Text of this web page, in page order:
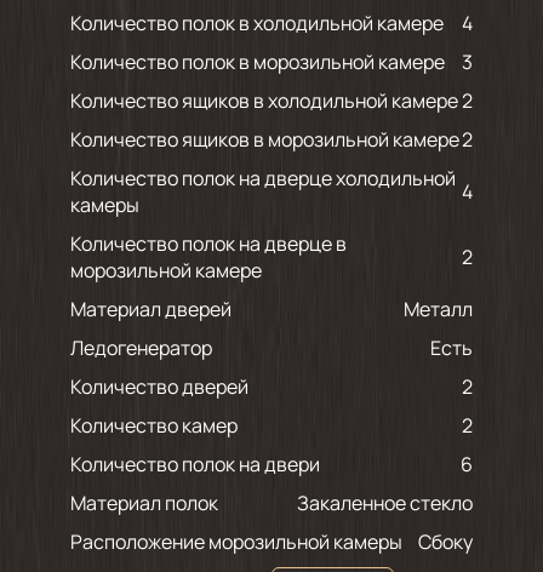
Количество полок в холодильной камере
4
Количество полок в морозильной камере
3
Количество ящиков в холодильной камере2
Количество ящиков в морозильной камере2
Количество полок на дверце холодильной
камеры
4
Количество полок на дверце в
морозильной камере
2
Материал дверей
Металл
Ледогенератор
Есть
Количество дверей
2
Количество камер
2
Количество полок на двери
6
Материал полок
Закаленное стекло
Расположение морозильной камеры
Сбоку